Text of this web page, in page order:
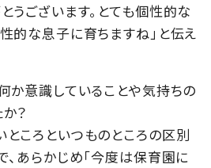
うございます。とても個性的な
的な息子に育ちますね」と伝え
か意識していることや気持ちの
？
ころといつものところの区別
、あらかじめ「今度は保育園に